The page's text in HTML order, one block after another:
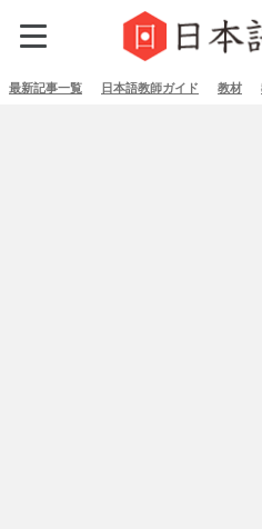
最新記事一覧 日本語教師ガイド 教材